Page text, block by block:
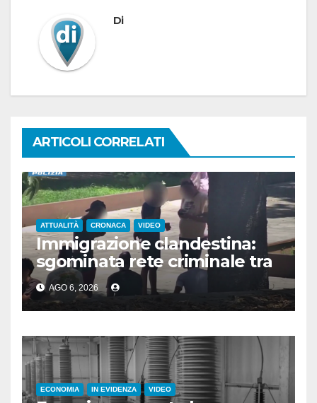
Di
ARTICOLI CORRELATI
ATTUALITÀ CRONACA VIDEO
Immigrazione clandestina:
sgominata rete criminale tra
Algeria, Italia e Francia
AGO 6, 2026
ECONOMIA IN EVIDENZA VIDEO